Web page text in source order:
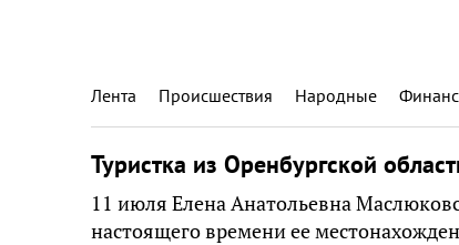
Лента Происшествия Народные
Туристка из Оренбургской
11 июля Елена Анатольевна
настоящего времени ее